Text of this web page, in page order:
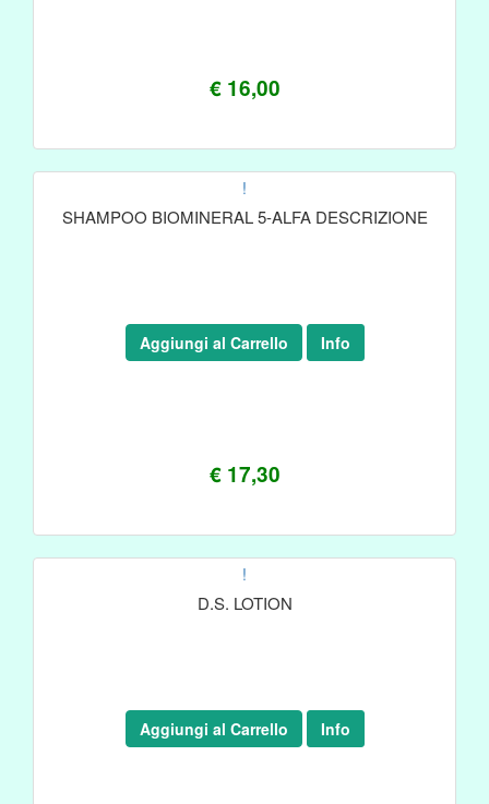
€ 16,00
!
SHAMPOO BIOMINERAL 5-ALFA DESCRIZIONE
€ 17,30
Aggiungi al Carrello Info
!
D.S. LOTION
Aggiungi al Carrello Info